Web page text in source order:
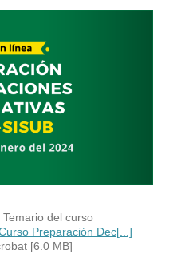
del curso
Preparación Dec[...]
[6.0 MB]